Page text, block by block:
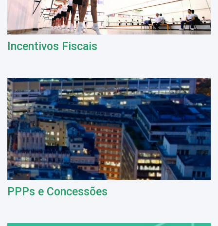
Incentivos Fiscais
PPPs e Concessões